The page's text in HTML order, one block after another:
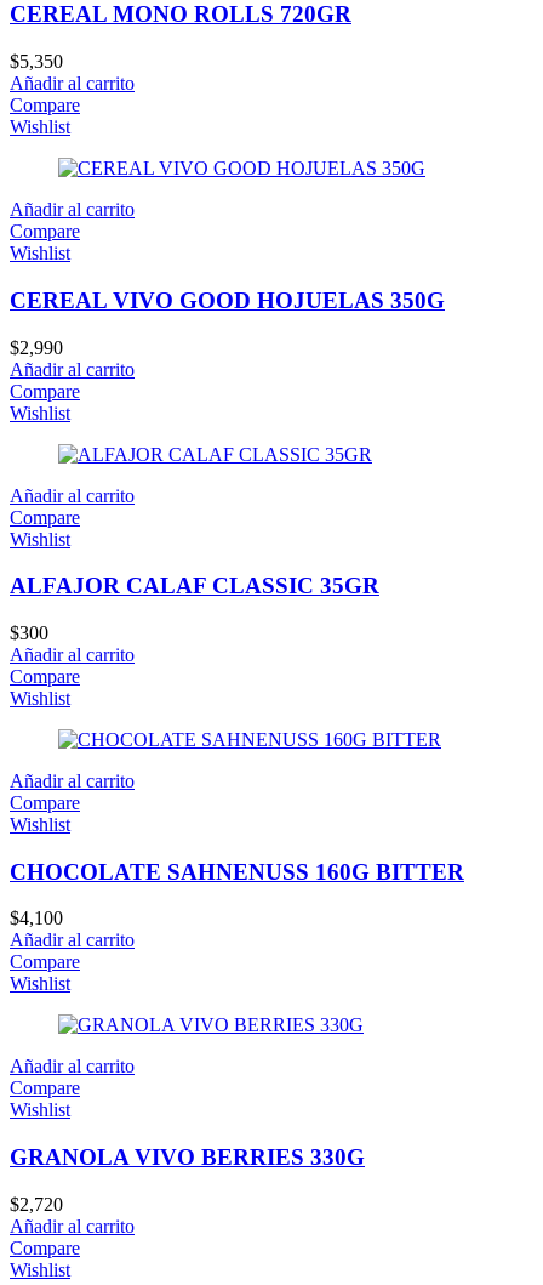
CEREAL MONO ROLLS 720GR
$5,350
Añadir al carrito
Compare
Wishlist
Añadir al carrito
Compare
Wishlist
CEREAL VIVO GOOD HOJUELAS 350G
$2,990
Añadir al carrito
Compare
Wishlist
Añadir al carrito
Compare
Wishlist
ALFAJOR CALAF CLASSIC 35GR
$300
Añadir al carrito
Compare
Wishlist
Añadir al carrito
Compare
Wishlist
CHOCOLATE SAHNENUSS 160G BITTER
$4,100
Añadir al carrito
Compare
Wishlist
Añadir al carrito
Compare
Wishlist
GRANOLA VIVO BERRIES 330G
$2,720
Añadir al carrito
Compare
Wishlist